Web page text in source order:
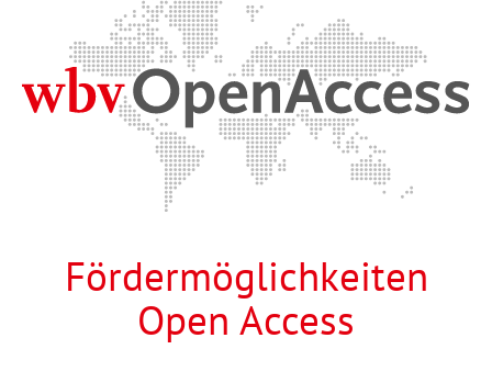
Fördermöglichkeiten
Open Access